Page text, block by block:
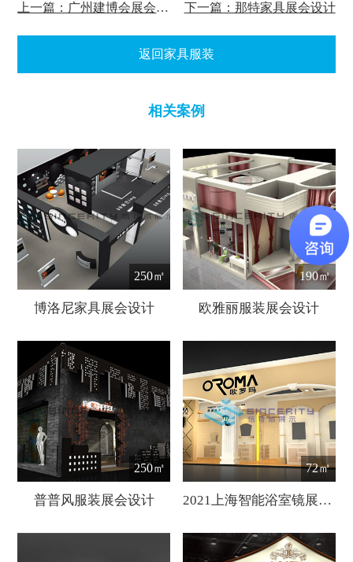
上一篇：广州建博会展会设计搭建 下一篇：那特家具展会设计
返回家具服装
相关案例
250㎡
博洛尼家具展会设计
190㎡
欧雅丽服装展会设计
250㎡
普普风服装展会设计
72㎡
2021上海智能浴室镜展【中国国际智能卫浴展】